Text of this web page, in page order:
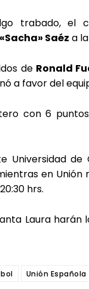
trabado, el
Saéz a
de Ronald
a favor del
con 6
Universidad
en
hrs.
Laura
Unión Española